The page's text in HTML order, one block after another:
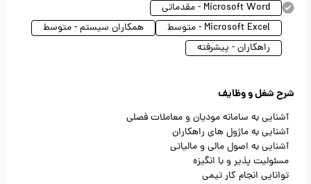
Microsoft Word - مقدماتی
Microsoft Excel - متوسط
همکاران سیستم - متوسط
راهکاران - پیشرفته
شرح شغل و وظایف
آشنایی به سامانه مودیان و معاملات فصلی
آشنایی به ماژول های راهکاران
آشنایی به اصول مالی و مالیاتی
مسئولیت پذیر و با انگیزه
توانایی انجام کار تیمی